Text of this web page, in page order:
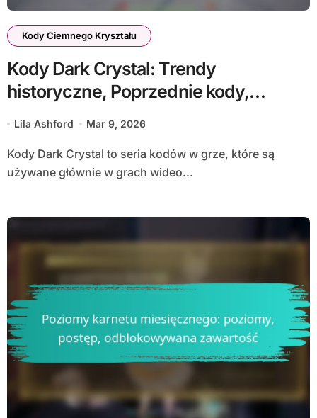
Kody Ciemnego Kryształu
Kody Dark Crystal: Trendy
historyczne, Poprzednie kody,
Skuteczność
Lila Ashford Mar 9, 2026
Kody Dark Crystal to seria kodów w grze, które są
używane głównie w grach wideo...